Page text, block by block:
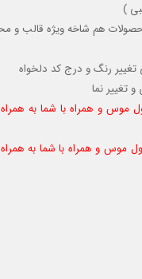
)
هم شاخه ویژه قالب و
تغییر رنگ و درج کد دلخواه
تغییر نما
موس و همراه با شما به
موس و همراه با شما به